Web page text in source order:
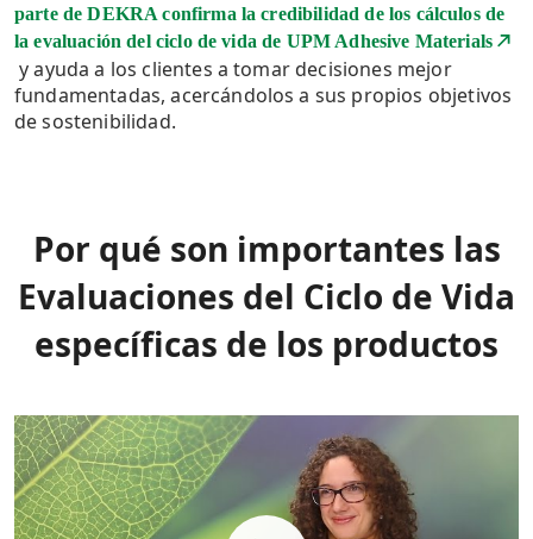
parte de DEKRA confirma la credibilidad de los cálculos de
la evaluación del ciclo de vida de UPM Adhesive Materials
y ayuda a los clientes a tomar decisiones mejor
fundamentadas, acercándolos a sus propios objetivos
de sostenibilidad.
Por qué son importantes las
Evaluaciones del Ciclo de Vida
específicas de los productos